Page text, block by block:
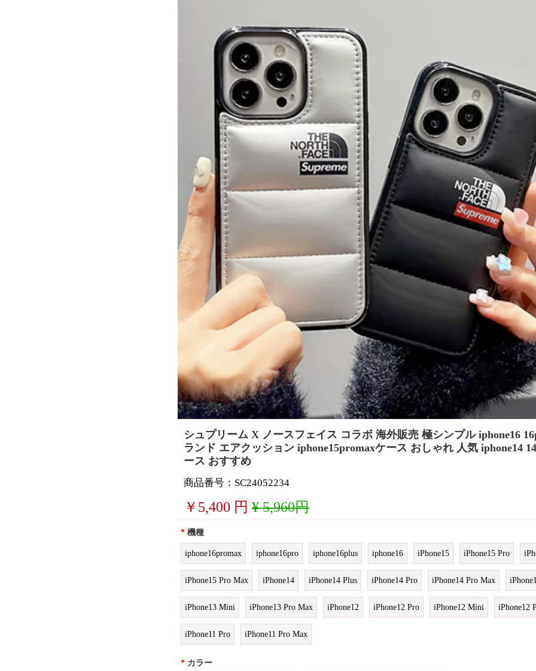
シュプリーム X ノースフェイス コラボ 海外販売 極シンプル iphone16
ランド エアクッション iphone15promaxケース おしゃれ 人気 iphone14
ース おすすめ
商品番号：SC24052234
￥ 5,400 円 ¥ 5,960円
* 機種
iphone16promax iphone16pro iphone16plus iphone16 iPhone15 iPhone15 Pro
iPhone15 Pro Max iPhone14 iPhone14 Plus iPhone14 Pro iPhone14 Pro Max
iPhone13 Mini iPhone13 Pro Max iPhone12 iPhone12 Pro iPhone12 Mini iPhone12
iPhone11 Pro iPhone11 Pro Max
* カラー